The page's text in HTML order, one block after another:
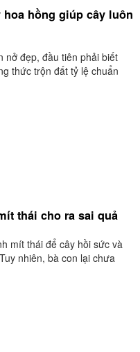
hồng giúp cây luôn
nở đẹp, đầu tiên phải biết
thức trộn đất tỷ lệ chuẩn
thái cho ra sai quả
mít thái để cây hồi sức và
nhiên, bà con lại chưa